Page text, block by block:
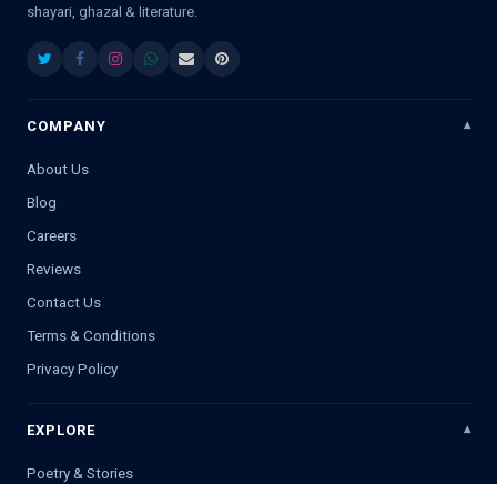
shayari, ghazal & literature.
COMPANY
About Us
Blog
Careers
Reviews
Contact Us
Terms & Conditions
Privacy Policy
EXPLORE
Poetry & Stories